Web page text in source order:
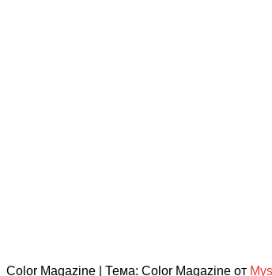
Color Magazine Тема: Color Magazine от